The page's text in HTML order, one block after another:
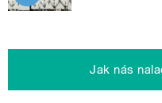
Jak nás